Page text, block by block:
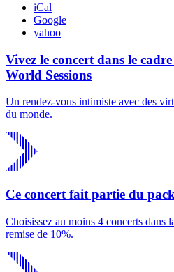
iCal
Google
yahoo
Vivez le concert dans le
World Sessions
Un rendez-vous intimiste avec des
du monde.
Ce concert fait partie du
Choisissez au moins 4 concerts dans
remise de 10%.